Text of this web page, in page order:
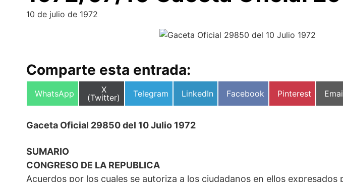
10 de julio de 1972
Comparte esta entrada:
Compartir
WhatsApp
Compartir
en
X
(Twitter)
Compartir
Telegram
Compartir
LinkedIn
Compartir
Facebook
Compartir
Pinterest
Gaceta Oficial 29850 del 10 Julio 1972
SUMARIO
CONGRESO DE LA REPUBLICA
Acuerdos por los cuales se autoriza a los ciudadanos en ellos expresados